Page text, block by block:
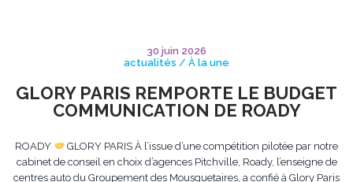
30 juin 2026
actualités / À la une
GLORY PARIS REMPORTE LE BUDGET
COMMUNICATION DE ROADY
ROADY
GLORY PARIS À l’issue d’une compétition pilotée par notre
cabinet de conseil en choix d’agences Pitchville, Roady, l’enseigne de
centres auto du Groupement des Mousquetaires, a confié à Glory Paris